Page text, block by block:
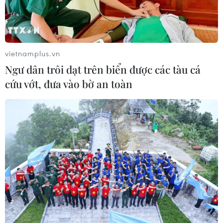
Libya tiến gần hơn tới mục tiêu khai
thác 2 triệu thùng dầu mỗi ngày
08/08/2026 00:12
Việt Nam khẳng định vị thế tại triển
lãm thương mại quốc tế của Ấn Độ
07/08/2026 23:08
Ngân hàng Trung ương Trung Quốc
mua thêm 20 tấn vàng trong tháng 7
07/08/2026 15:21
vietnamplus.vn
Ngư dân trôi dạt trên biển được các tàu cá
cứu vớt, đưa vào bờ an toàn